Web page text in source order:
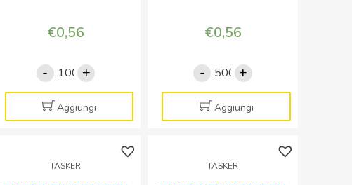
€0,56
-
TASKER
CAVO
C103
TN
BOB.
+
Aggiungi
€0,56
-
TASKER
CAVO
C103
TN
BOB.
+
Aggiungi
TASKER TASKER